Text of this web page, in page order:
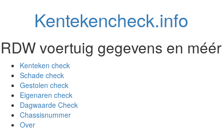
Kentekencheck.info
RDW voertuig gegevens en méér
Kenteken check
Schade check
Gestolen check
Eigenaren check
Dagwaarde Check
Chassisnummer
Over